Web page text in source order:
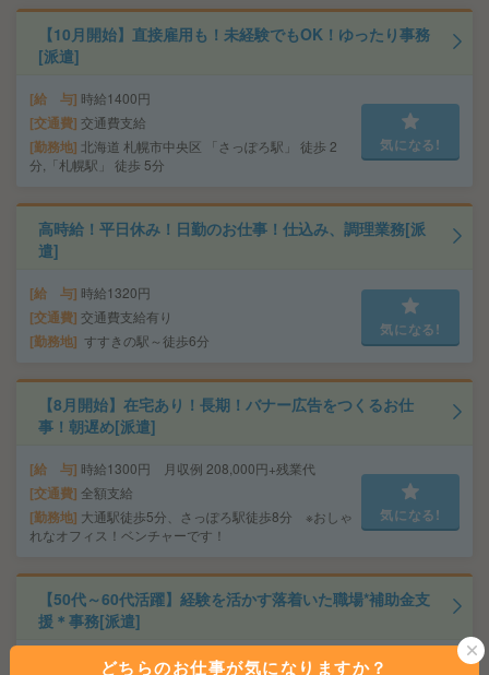
【10月開始】直接雇用も！未経験でもOK！ゆったり事務
[派遣]
給 与 時給1400円
交通費 交通費支給
勤務地 北海道 札幌市中央区 「さっぽろ駅」 徒歩 2
分,「札幌駅」 徒歩 5分
気になる!
高時給！平日休み！日勤のお仕事！仕込み、調理業務[派
遣]
給 与 時給1320円
交通費 交通費支給有り
勤務地 すすきの駅～徒歩6分
気になる!
【8月開始】在宅あり！長期！バナー広告をつくるお仕
事！朝遅め[派遣]
給 与 時給1300円 月収例 208,000円+残業代
交通費 全額支給
勤務地 大通駅徒歩5分、さっぽろ駅徒歩8分 ※おしゃ
れなオフィス！ベンチャーです！
気になる!
【50代～60代活躍】経験を活かす落着いた職場*補助金支
援＊事務[派遣]
時給1300円＋交
どちらのお仕事が気になりますか？